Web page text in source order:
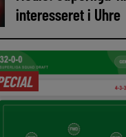
interesseret i Uhre